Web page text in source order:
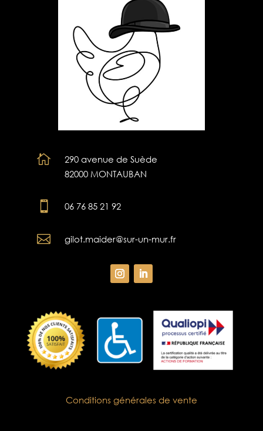

290 avenue de Suède
82000 MONTAUBAN
 06 76 85 21 92
 gilot.maider@sur-un-mur.fr
Conditions générales de vente